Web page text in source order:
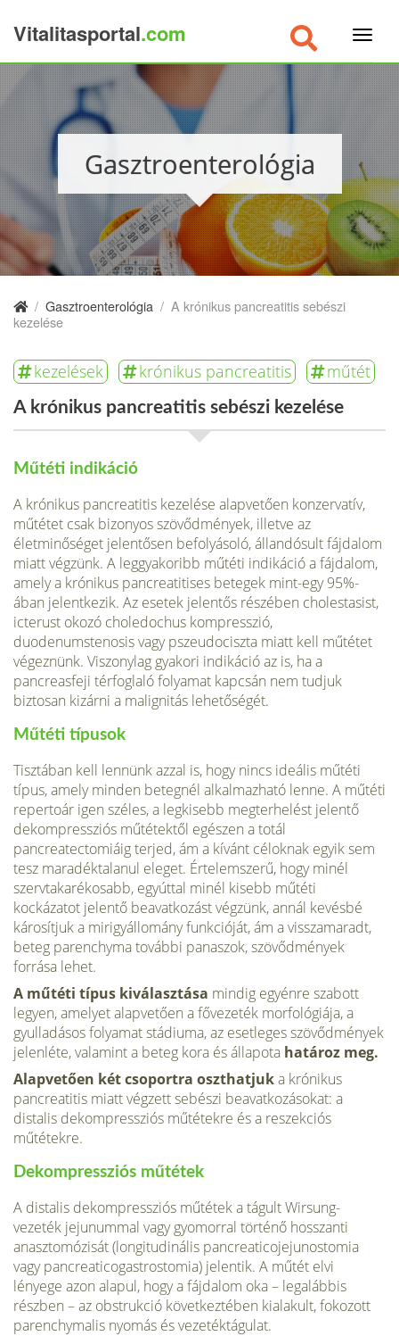
Vitalitasportal.com
Gasztroenterológia
/ Gasztroenterológia / A krónikus pancreatitis sebészi
kezelése
kezelések krónikus pancreatitis műtét
A krónikus pancreatitis sebészi kezelése
Műtéti indikáció
A krónikus pancreatitis kezelése alapvetően konzervatív,
műtétet csak bizonyos szövődmények, illetve az
életminőséget jelentősen befolyásoló, állandósult fájdalom
miatt végzünk. A leggyakoribb műtéti indikáció a fájdalom,
amely a krónikus pancreatitises betegek mint-egy 95%-
ában jelentkezik. Az esetek jelentős részében cholestasist,
icterust okozó choledochus kompresszió,
duodenumstenosis vagy pszeudociszta miatt kell műtétet
végeznünk. Viszonylag gyakori indikáció az is, ha a
pancreasfeji térfoglaló folyamat kapcsán nem tudjuk
biztosan kizárni a malignitás lehetőségét.
Műtéti típusok
Tisztában kell lennünk azzal is, hogy nincs ideális műtéti
típus, amely minden betegnél alkalmazható lenne. A műtéti
repertoár igen széles, a legkisebb megterhelést jelentő
dekompressziós műtétektől egészen a totál
pancreatectomiáig terjed, ám a kívánt céloknak egyik sem
tesz maradéktalanul eleget. Értelemszerű, hogy minél
szervtakarékosabb, egyúttal minél kisebb műtéti
kockázatot jelentő beavatkozást végzünk, annál kevésbé
károsítjuk a mirigyállomány funkcióját, ám a visszamaradt,
beteg parenchyma további panaszok, szövődmények
forrása lehet.
A műtéti típus kiválasztása mindig egyénre szabott
legyen, amelyet alapvetően a fővezeték morfológiája, a
gyulladásos folyamat stádiuma, az esetleges szövődmények
jelenléte, valamint a beteg kora és állapota határoz meg.
Alapvetően két csoportra oszthatjuka krónikus
pancreatitis miatt végzett sebészi beavatkozásokat: a
distalis dekompressziós műtétekre és a reszekciós
műtétekre.
Dekompressziós műtétek
A distalis dekompressziós műtétek a tágult Wirsung-
vezeték jejunummal vagy gyomorral történő hosszanti
anasztomózisát (longitudinális pancreaticojejunostomia
vagy pancreaticogastrostomia) jelentik. A műtét elvi
lényege azon alapul, hogy a fájdalom oka – legalábbis
részben – az obstrukció következtében kialakult, fokozott
parenchymalis nyomás és vezetéktágulat.
×